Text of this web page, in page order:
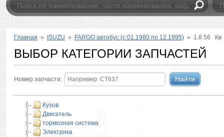
Главная » ISUZU » FARGO автобус (с 01.1980 по 12.1995) » 1.8 56 Кв
ВЫБОР КАТЕГОРИИ ЗАПЧАСТЕЙ
Номер запчасти:
Кузов
Двигатель
тормозная система
Электрика